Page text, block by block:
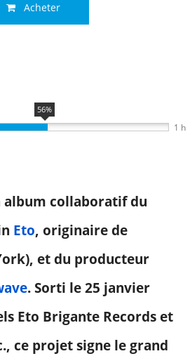
Acheter
56%
1 h
album collaboratif du
Eto, originaire de
et du producteur
. Sorti le 25 janvier
Eto Brigante Records et
ce projet signe le grand